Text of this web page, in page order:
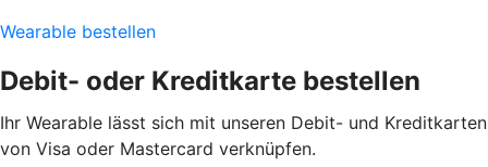
Wearable bestellen
Debit- oder Kreditkarte bestellen
Ihr Wearable lässt sich mit unseren Debit- und Kreditkarten
von Visa oder Mastercard verknüpfen.